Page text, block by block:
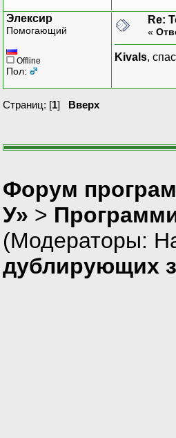
Элексир
Помогающий
Offline
Пол:
Re:
«
Kivals,
Страниц: [1] Вверх
Форум
У» >
(Модераторы:
дублирующих